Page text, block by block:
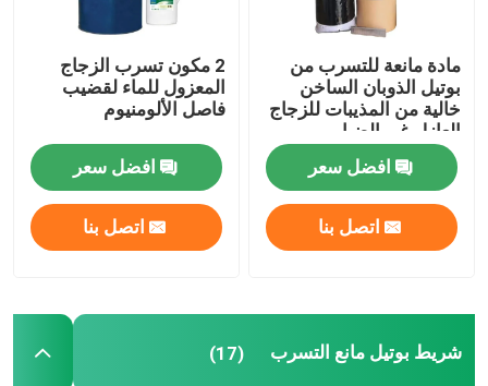
مادة مانعة للتسرب من
بوتيل الذوبان الساخن
خالية من المذيبات للزجاج
العازل غير الضبابي
افضل سعر
اتصل بنا
2 مكون تسرب الزجاج
المعزول للماء لقضيب
فاصل الألومنيوم
افضل سعر
اتصل بنا
شريط بوتيل مانع التسرب (17)